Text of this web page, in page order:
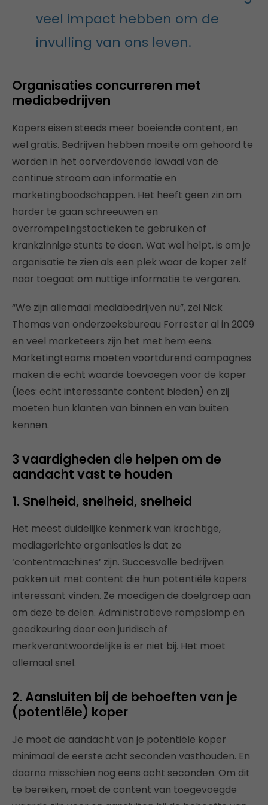
veel impact hebben om de
invulling van ons leven.
Organisaties concurreren met
mediabedrijven
Kopers eisen steeds meer boeiende content, en
wel gratis. Bedrijven hebben moeite om gehoord te
worden in het oorverdovende lawaai van de
continue stroom aan informatie en
marketingboodschappen. Het heeft geen zin om
harder te gaan schreeuwen en
overrompelingstactieken te gebruiken of
krankzinnige stunts te doen. Wat wel helpt, is om je
organisatie te zien als een plek waar de koper zelf
naar toegaat om nuttige informatie te vergaren.
“We zijn allemaal mediabedrijven nu”, zei Nick
Thomas van onderzoeksbureau Forrester al in 2009
en veel marketeers zijn het met hem eens.
Marketingteams moeten voortdurend campagnes
maken die echt waarde toevoegen voor de koper
(lees: echt interessante content bieden) en zij
moeten hun klanten van binnen en van buiten
kennen.
3 vaardigheden die helpen om de
aandacht vast te houden
1. Snelheid, snelheid, snelheid
Het meest duidelijke kenmerk van krachtige,
mediagerichte organisaties is dat ze
‘contentmachines’ zijn. Succesvolle bedrijven
pakken uit met content die hun potentiële kopers
interessant vinden. Ze moedigen de doelgroep aan
om deze te delen. Administratieve rompslomp en
goedkeuring door een juridisch of
merkverantwoordelijke is er niet bij. Het moet
allemaal snel.
2. Aansluiten bij de behoeften van je
(potentiële) koper
Je moet de aandacht van je potentiële koper
minimaal de eerste acht seconden vasthouden. En
daarna misschien nog eens acht seconden. Om dit
te bereiken, moet de content van toegevoegde